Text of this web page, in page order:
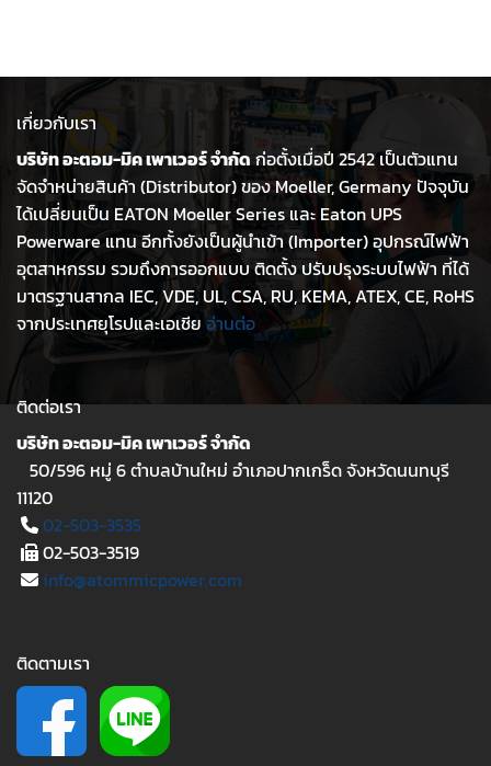
เกี่ยวกับเรา
บริษัท อะตอม-มิค เพาเวอร์ จำกัดก่อตั้งเมื่อปี 2542 เป็นตัวแทน
จัดจำหน่ายสินค้า (Distributor) ของ Moeller, Germany ปัจจุบัน
ได้เปลี่ยนเป็น EATON Moeller Series และ Eaton UPS
Powerware แทน อีกทั้งยังเป็นผู้นำเข้า (Importer) อุปกรณ์ไฟฟ้า
อุตสาหกรรม รวมถึงการออกแบบ ติดตั้ง ปรับปรุงระบบไฟฟ้า ที่ได้
มาตรฐานสากล IEC, VDE, UL, CSA, RU, KEMA, ATEX, CE, RoHS
จากประเทศยุโรปและเอเชียอ่านต่อ
ติดต่อเรา
บริษัท อะตอม-มิค เพาเวอร์ จำกัด
50/596 หมู่ 6 ตำบลบ้านใหม่ อำเภอปากเกร็ด จังหวัดนนทบุรี
11120
02-503-3535
02-503-3519
info@atommicpower.com
ติดตามเรา